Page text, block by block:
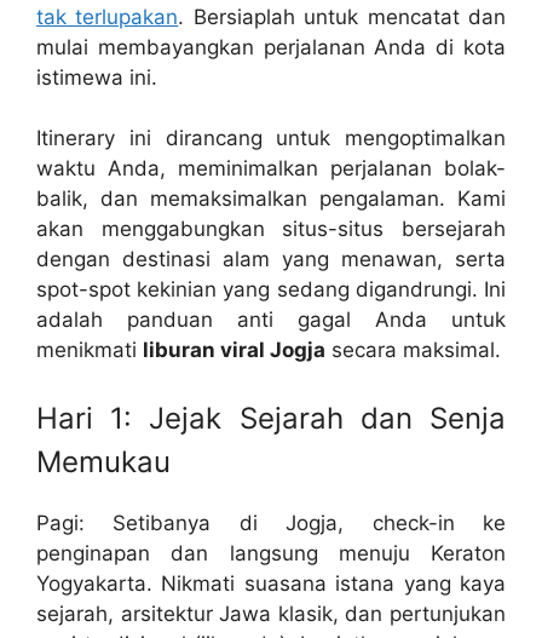
tak terlupakan. Bersiaplah untuk mencatat dan
mulai membayangkan perjalanan Anda di kota
istimewa ini.
Itinerary ini dirancang untuk mengoptimalkan
waktu Anda, meminimalkan perjalanan bolak-
balik, dan memaksimalkan pengalaman. Kami
akan menggabungkan situs-situs bersejarah
dengan destinasi alam yang menawan, serta
spot-spot kekinian yang sedang digandrungi. Ini
adalah panduan anti gagal Anda untuk
menikmati liburan viral Jogja secara maksimal.
Hari 1: Jejak Sejarah dan Senja
Memukau
Pagi: Setibanya di Jogja, check-in ke
penginapan dan langsung menuju Keraton
Yogyakarta. Nikmati suasana istana yang kaya
sejarah, arsitektur Jawa klasik, dan pertunjukan